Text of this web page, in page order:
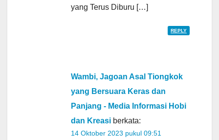
yang Terus Diburu […]
REPLY
Wambi, Jagoan Asal Tiongkok
yang Bersuara Keras dan
Panjang - Media Informasi Hobi
dan Kreasi berkata:
14 Oktober 2023 pukul 09:51